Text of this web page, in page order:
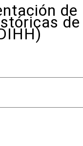
de
de